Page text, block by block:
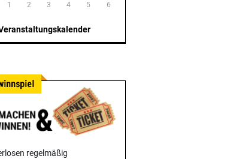
1 2 3 4 5 6
regelmäßig